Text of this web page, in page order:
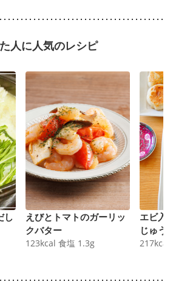
人に人気のレシピ
し
えびとトマトのガーリッ
クバター
123kcal 食塩 1.3g
エビ入
じゅう
217kcal